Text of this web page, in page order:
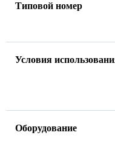
Типовой номер
Условия
Оборудование